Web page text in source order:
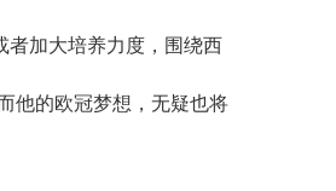
者加大培养力度，围绕西
他的欧冠梦想，无疑也将